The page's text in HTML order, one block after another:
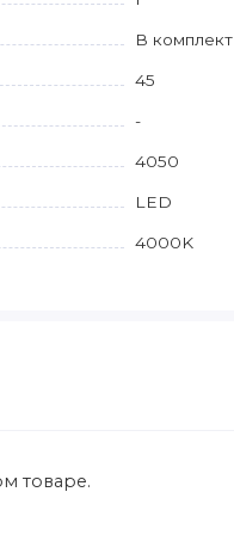
В
45
-
4050
LED
4000K
товаре.